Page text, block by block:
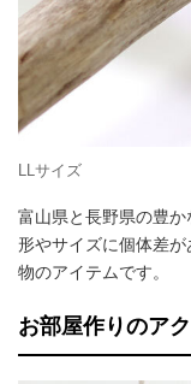
LLサイズ
富山県と長野県の豊か
形やサイズに個体差
物のアイテムです。
お部屋作りのア